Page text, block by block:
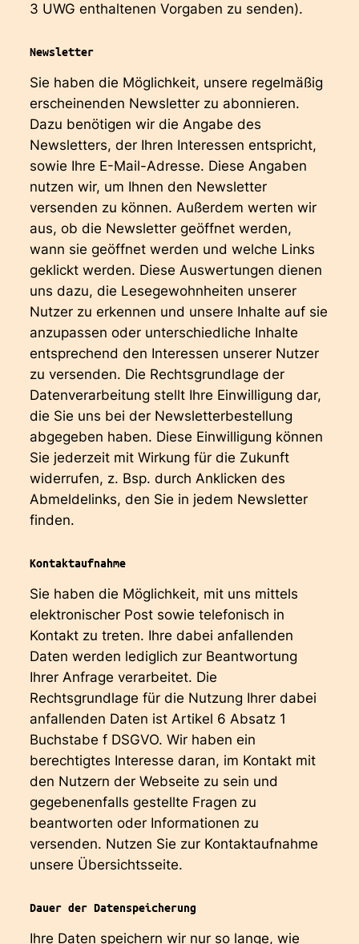
3 UWG enthaltenen Vorgaben zu senden).
Newsletter
Sie haben die Möglichkeit, unsere regelmäßig
erscheinenden Newsletter zu abonnieren.
Dazu benötigen wir die Angabe des
Newsletters, der Ihren Interessen entspricht,
sowie Ihre E-Mail-Adresse. Diese Angaben
nutzen wir, um Ihnen den Newsletter
versenden zu können. Außerdem werten wir
aus, ob die Newsletter geöffnet werden,
wann sie geöffnet werden und welche Links
geklickt werden. Diese Auswertungen dienen
uns dazu, die Lesegewohnheiten unserer
Nutzer zu erkennen und unsere Inhalte auf sie
anzupassen oder unterschiedliche Inhalte
entsprechend den Interessen unserer Nutzer
zu versenden. Die Rechtsgrundlage der
Datenverarbeitung stellt Ihre Einwilligung dar,
die Sie uns bei der Newsletterbestellung
abgegeben haben. Diese Einwilligung können
Sie jederzeit mit Wirkung für die Zukunft
widerrufen, z. Bsp. durch Anklicken des
Abmeldelinks, den Sie in jedem Newsletter
finden.
Kontaktaufnahme
Sie haben die Möglichkeit, mit uns mittels
elektronischer Post sowie telefonisch in
Kontakt zu treten. Ihre dabei anfallenden
Daten werden lediglich zur Beantwortung
Ihrer Anfrage verarbeitet. Die
Rechtsgrundlage für die Nutzung Ihrer dabei
anfallenden Daten ist Artikel 6 Absatz 1
Buchstabe f DSGVO. Wir haben ein
berechtigtes Interesse daran, im Kontakt mit
den Nutzern der Webseite zu sein und
gegebenenfalls gestellte Fragen zu
beantworten oder Informationen zu
versenden. Nutzen Sie zur Kontaktaufnahme
unsere Übersichtsseite.
Dauer der Datenspeicherung
Ihre Daten speichern wir nur so lange, wie